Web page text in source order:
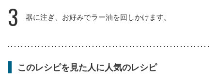
3 器に注ぎ、お好みでラー油を回しかけます。
このレシピを見た人に人気のレシピ